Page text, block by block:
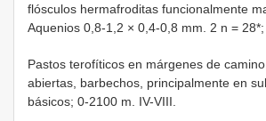
flósculos hermafroditas funcionalmente
Aquenios 0,8-1,2 × 0,4-0,8 mm. 2 n = 28*;
Pastos terofíticos en márgenes de
abiertas, barbechos, principalmente en
básicos; 0-2100 m. IV-VIII.